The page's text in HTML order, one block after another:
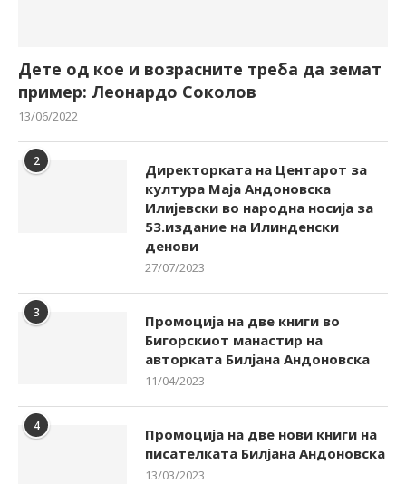
Дете од кое и возрасните треба да земат
пример: Леонардо Соколов
13/06/2022
2
Директорката на Центарот за
култура Маја Андоновска
Илијевски во народна носија за
53.издание на Илинденски
денови
27/07/2023
3
Промоција на две книги во
Бигорскиот манастир на
авторката Билјана Андоновска
11/04/2023
4
Промоција на две нови книги на
писателката Билјана Андоновска
13/03/2023